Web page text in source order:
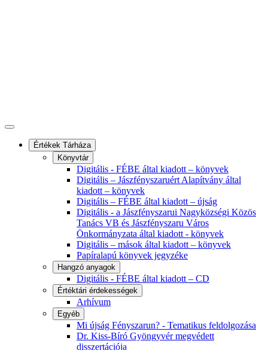
Értékek Tárháza
Könyvtár
Digitális - FÉBE által kiadott – könyvek
Digitális – Jászfényszaruért Alapítvány által
kiadott – könyvek
Digitális – FÉBE által kiadott – újság
Digitális - a Jászfényszarui Nagyközségi Közös
Tanács VB és Jászfényszaru Város
Önkormányzata által kiadott - könyvek
Digitális – mások által kiadott – könyvek
Papíralapú könyvek jegyzéke
Hangzó anyagok
Digitális - FÉBE által kiadott – CD
Értéktári érdekességek
Arhívum
Egyéb
Mi újság Fényszarun? - Tematikus feldolgozása
Dr. Kiss-Bíró Gyöngyvér megvédett
disszertációja